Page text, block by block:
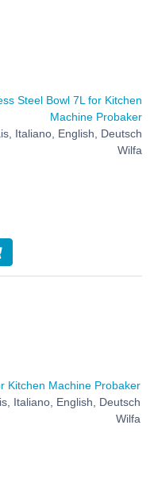
Steel Bowl 7L for Kitchen
Machine Probaker
Italiano, English, Deutsch
Wilfa
Kitchen Machine Probaker
Italiano, English, Deutsch
Wilfa